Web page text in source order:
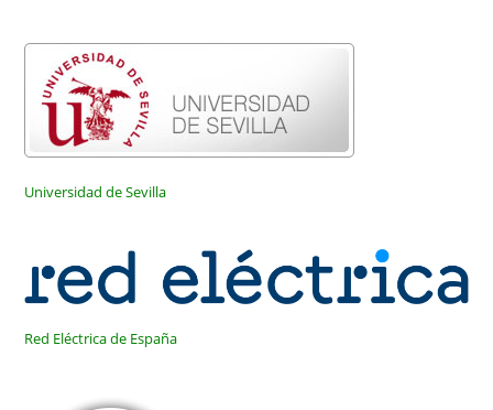
web
(opcional)
Universidad de Sevilla
Red Eléctrica de España